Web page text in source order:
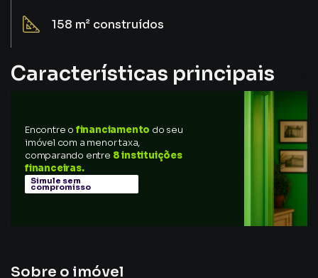
158 m² construídos
Características principais
Alarme
Sala de Jantar
Encontre o financiamento do seu
imóvel com a menor taxa,
comparando entre 8 instituições
financeiras.
Simule sem
compromisso
Sobre o imóvel